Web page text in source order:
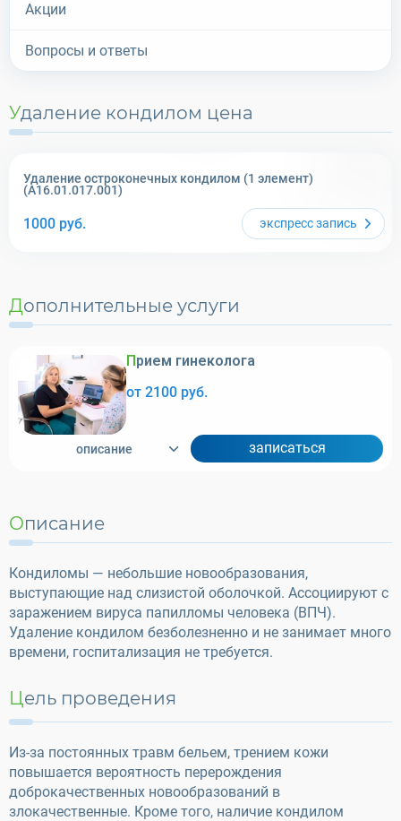
Акции
Вопросы и ответы
Удаление кондилом цена
Удаление остроконечных кондилом (1 элемент)
(A16.01.017.001)
1000 руб. экспрессзапись
Дополнительные услуги
Прием гинеколога
от 2100 руб.
описание записаться
Описание
Кондиломы — небольшие новообразования,
выступающие над слизистой оболочкой. Ассоциируют с
заражением вируса папилломы человека (ВПЧ).
Удаление кондилом безболезненно и не занимает много
времени, госпитализация не требуется.
Цель проведения
Из-за постоянных травм бельем, трением кожи
повышается вероятность перерождения
доброкачественных новообразований в
злокачественные. Кроме того, наличие кондилом